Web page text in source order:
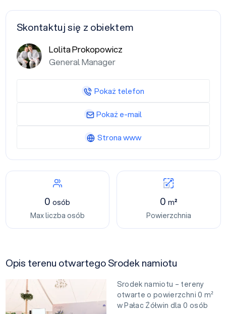
0osób
Max liczba osób
0m²
Powierzchnia
Opis terenu otwartego Srodek namiotu
Srodek namiotu – tereny
otwarte o powierzchni 0 m²
w Pałac Żółwin dla 0 osób
Skontaktuj się z obiektem
Lolita Prokopowicz
General Manager
Pokaż telefon
Pokaż e-mail
Strona www